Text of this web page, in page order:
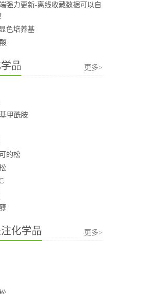
强力更新-离线收藏数据可以自
色培养基
品 更多>
甲酰胺
的松
化学品 更多>